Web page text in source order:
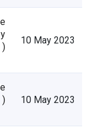
)
10 May 2023
10 May 2023